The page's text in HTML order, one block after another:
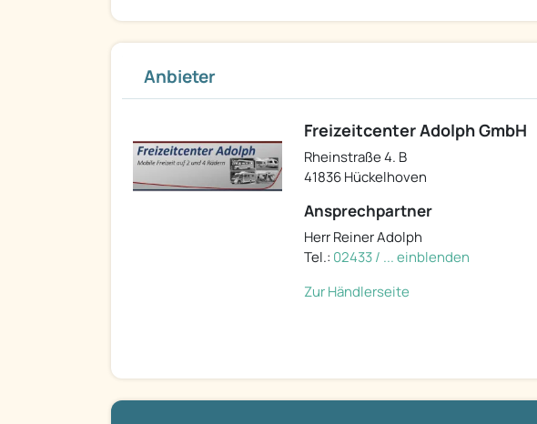
Anbieter
Freizeitcenter Adolph GmbH
Rheinstraße 4. B
41836 Hückelhoven
Ansprechpartner
Herr Reiner Adolph
Tel.: 02433 / ... einblenden
Zur Händlerseite